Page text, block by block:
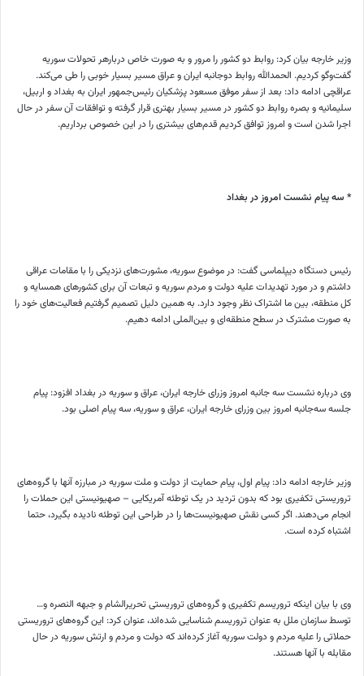
وزیر خارجه بیان کرد: روابط دو کشور را مرور و به صورت خاص دربارهر تحولات سوریه
گفت‌وگو کردیم. الحمدالله روابط دوجانبه ایران و عراق مسیر بسیار خوبی را طی می‌کند.
عراقچی ادامه داد: بعد از سفر موفق مسعود پزشکیان رئیس‌جمهور ایران به بغداد و اربیل،
سلیمانیه و بصره روابط دو کشور در مسیر بسیار بهتری قرار گرفته و توافقات آن سفر در حال
اجرا شدن است و امروز توافق کردیم قدم‌های بیشتری را در این خصوص برداریم.
* سه پیام نشست امروز در بغداد
رئیس دستگاه دیپلماسی گفت: در موضوع سوریه، مشورت‌های نزدیکی را با مقامات عراقی
داشتم و در مورد تهدیدات علیه دولت و مردم سوریه و تبعات آن برای کشورهای همسایه و
کل منطقه، بین ما اشتراک نظر وجود دارد. به همین دلیل تصمیم گرفتیم فعالیت‌های خود را
به صورت مشترک در سطح منطقه‌ای و بین‌الملی ادامه دهیم.
وی درباره نشست سه جانبه امروز وزرای خارجه ایران، عراق و سوریه در بغداد افزود:‌ پیام
جلسه سه‌جانبه امروز بین وزرای خارجه ایران، عراق و سوریه، سه پیام اصلی بود.
وزیر خارجه ادامه داد: پیام اول، پیام حمایت از دولت و ملت سوریه در مبارزه آنها با گروه‌های
تروریستی تکفیری بود که بدون تردید در یک توطئه آمریکایی – صهیونیستی این حملات را
انجام می‌دهند. اگر کسی نقش صهیونیست‌ها را در طراحی این توطئه نادیده بگیرد، حتما
اشتباه کرده است.
وی با بیان اینکه تروریسم تکفیری و گروه‌های تروریستی تحریرالشام و جبهه‌ النصره و…
توسط سازمان ملل به عنوان تروریسم شناسایی شده‌اند، عنوان کرد: این گروه‌های تروریستی
حملاتی را علیه مردم و دولت سوریه آغاز کرده‌اند که دولت و مردم و ارتش سوریه در حال
مقابله با آنها هستند.